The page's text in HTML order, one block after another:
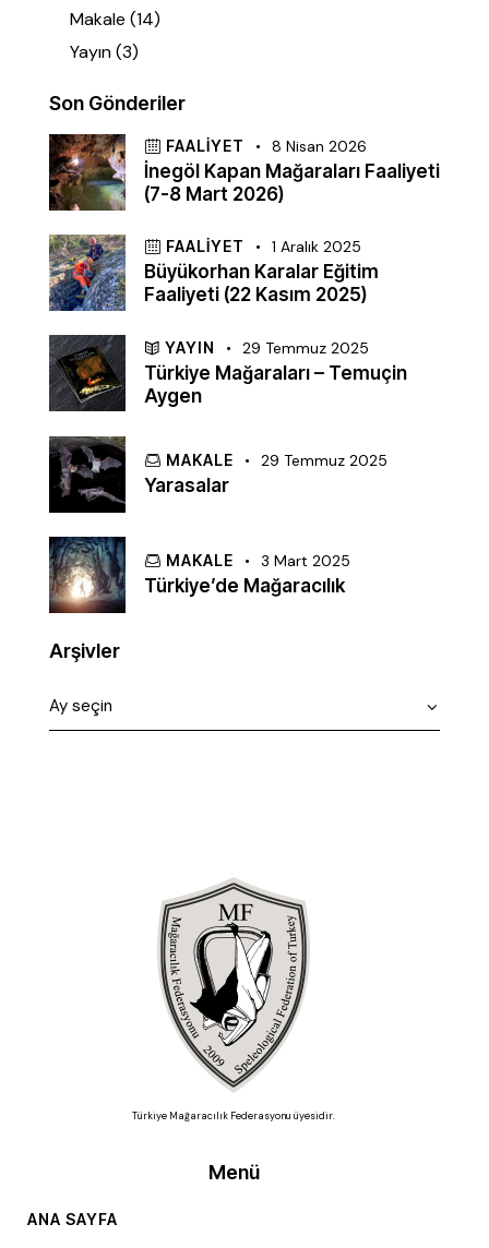
Makale (14)
Yayın(3)
Son Gönderiler
FAALIYET 8 Nisan 2026
İnegöl Kapan Mağaraları Faaliyeti
(7-8 Mart 2026)
FAALIYET 1 Aralık 2025
Büyükorhan Karalar Eğitim
Faaliyeti (22 Kasım 2025)
YAYIN 29 Temmuz 2025
Türkiye Mağaraları – Temuçin
Aygen
MAKALE 29 Temmuz 2025
Yarasalar
MAKALE 3 Mart 2025
Türkiye’de Mağaracılık
Arşivler
Türkiye Mağaracılık Federasyonu üyesidir.
Menü
ANA SAYFA